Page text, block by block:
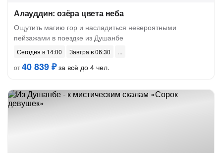
Алауддин: озёра цвета неба
Ощутить магию гор и насладиться невероятными
пейзажами в поездке из Душанбе
Сегодня в 14:00
Завтра в 06:30
от40 839 ₽за всё до 4 чел.